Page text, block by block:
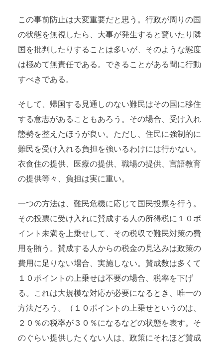
この事前防止は大変重要だと思う。行政が周りの国
の状態を無視したら、大事が発生すると驚いたり隣
国を批判したりすることは多いが、そのような態度
は極めて無責任である。できることがある間に行動
すべきである。
そして、帰国する見通しのない難民はその国に移住
する意志があることもあろう。その場合、受け入れ
態勢を整えたほうが良い。ただし、住民に強制的に
難民を受け入れる負担を強いるわけには行かない。
衣食住の提供、医療の提供、職場の提供、言語教育
の提供等々、負担は実に重い。
一つの方法は、難民危機に応じて国民投票を行う。
その投票に受け入れに賛成する人の所得税に１０ポ
イント未満を上乗せして、その税収で難民対策の費
用を賄う。賛成する人からの税金の見込みは政策の
費用に足りない場合、実施しない。賛成数は多くて
１０ポイントの上乗せは不要の場合、税率を下げ
る。これは大規模な対応が必要になるとき、唯一の
方法だろう。（１０ポイントの上乗せというのは、
２０％の税率が３０％になるなどの状態を表す。そ
のぐらい提供したくない人は、政策にそれほど賛成